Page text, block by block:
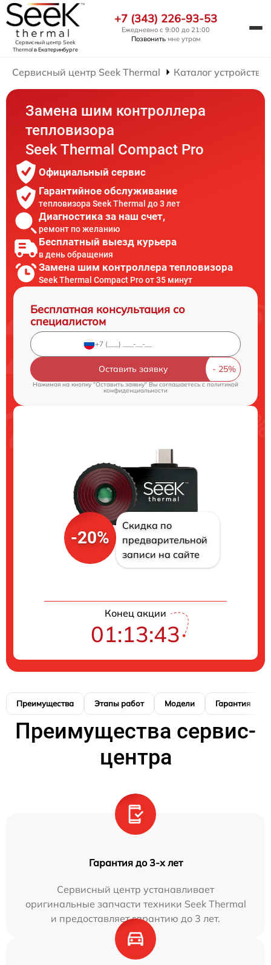
Сервисный центр Seek
Thermalв Екатеринбурге
+7 (343) 226-93-53
Ежедневно с 9:00 до 21:00
Позвонить мне утром
Сервисный центр Seek Thermal Каталог устройств
Замена шим контроллера
тепловизора
Seek Thermal Compact Pro
Официальный сервис
Гарантийное обслуживание
тепловизора Seek Thermal до 3 лет
Диагностика за наш счет,
ремонт по желанию
Бесплатный выезд курьера
в день обращения
Замена шим контроллера тепловизора
Seek Thermal Compact Pro от 35 минут
Бесплатная консультация со
специалистом
Оставить заявку
Нажимая на кнопку "Оставить заявку" Вы соглашаетесь cполитикой
конфиденциальности
-20%
Скидка по
предварительной
записи на сайте
Конец акции
01:13:42
Преимущества Этапы работ Модели Гарантия
Преимущества сервис-
центра
Гарантия до 3-х лет
Сервисный центр устанавливает
оригинальные запчасти техники Seek Thermal
и предоставляет гарантию до 3 лет.